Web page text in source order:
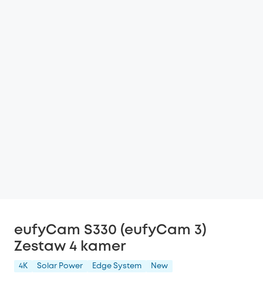
eufyCam S330 (eufyCam 3)
Zestaw 4 kamer
4K Solar Power Edge System New